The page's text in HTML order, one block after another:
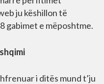
ju këshillon të
gabimet e mëposhtme.
i ditës mund t’ju